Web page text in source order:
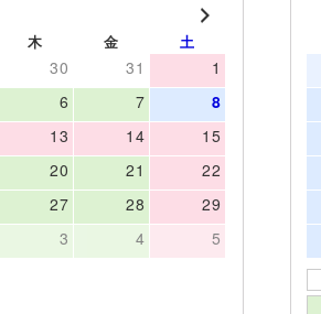
木 金 土
30 31
1
6 7
8
13 14
15
20 21
22
27 28
29
3 4 5